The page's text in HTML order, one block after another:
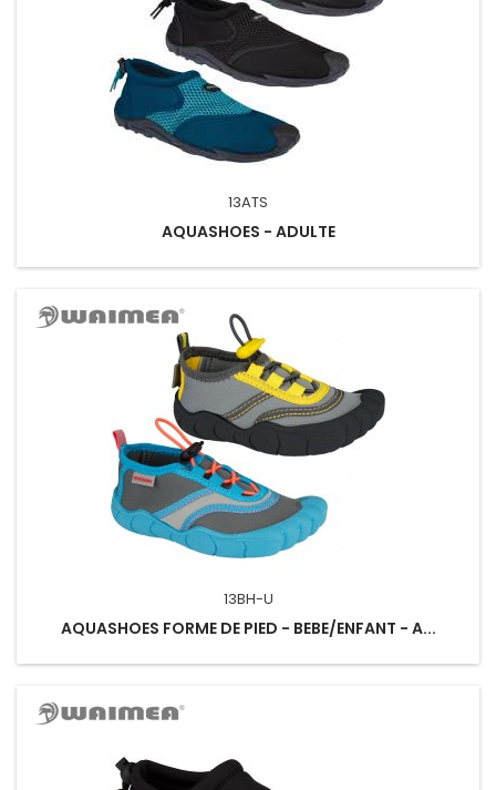
13ATS
AQUASHOES - ADULTE
13BH-U
AQUASHOES FORME DE PIED - BEBE/ENFANT - A...